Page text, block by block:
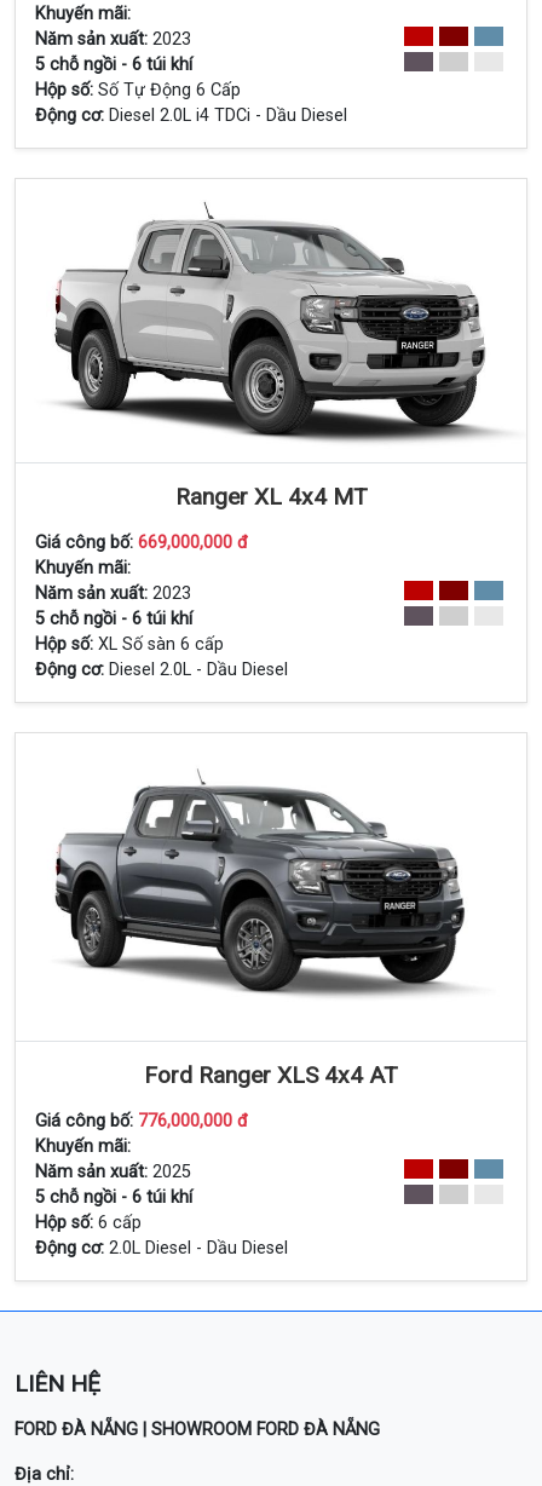
Khuyến mãi:
Năm sản xuất: 2023
5 chỗ ngồi - 6 túi khí
Hộp số: Số Tự Động 6 Cấp
Động cơ: Diesel 2.0L i4 TDCi - Dầu Diesel
Ranger XL 4x4 MT
Giá công bố: 669,000,000 đ
Khuyến mãi:
Năm sản xuất: 2023
5 chỗ ngồi - 6 túi khí
Hộp số: XL Số sàn 6 cấp
Động cơ: Diesel 2.0L - Dầu Diesel
Ford Ranger XLS 4x4 AT
Giá công bố: 776,000,000 đ
Khuyến mãi:
Năm sản xuất: 2025
5 chỗ ngồi - 6 túi khí
Hộp số: 6 cấp
Động cơ: 2.0L Diesel - Dầu Diesel
LIÊN HỆ
FORD ĐÀ NẴNG | SHOWROOM FORD ĐÀ NẴNG
Địa chỉ: